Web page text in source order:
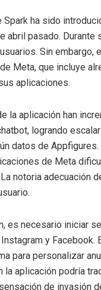
ha sido
abril pasado. Durante
Sin
Meta, que incluye
aplicaciones.
la aplicación han
logrando
datos de
de Meta
notoria adecuación
es necesario iniciar
y
para personalizar
la aplicación podría
de invasión